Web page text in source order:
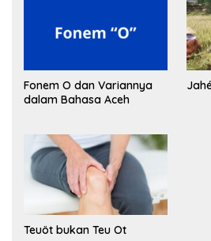
Fonem O dan Variannya
dalam Bahasa Aceh
Teuöt bukan Teu Ot